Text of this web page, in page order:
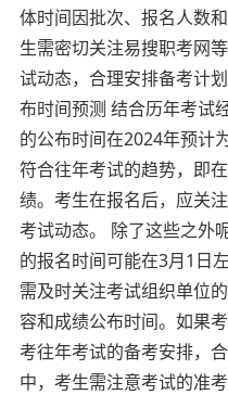
体时间因批次、报名人数
生需密切关注易搜职考网
试动态，合理安排备考计
布时间预测 结合历年考试
的公布时间在2024年预计
符合往年考试的趋势，即
绩。考生在报名后，应关
考试动态。 除了这些之外
的报名时间可能在3月1日
需及时关注考试组织单位
容和成绩公布时间。如果
考往年考试的备考安排，
中，考生需注意考试的准